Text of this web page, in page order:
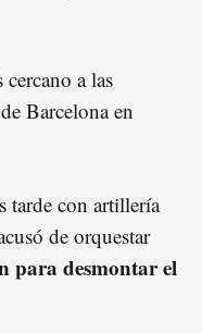
a las
Barcelona en
tarde con artillería
de orquestar
para desmontar el